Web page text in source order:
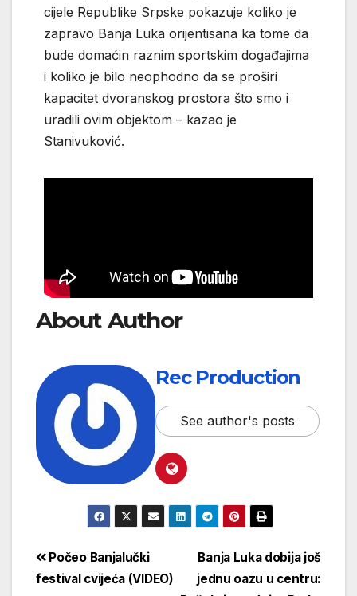
cijele Republike Srpske pokazuje koliko je
zapravo Banja Luka orijentisana ka tome da
bude domaćin raznim sportskim događajima
i koliko je bilo neophodno da se proširi
kapacitet dvoranskog prostora što smo i
uradili ovim objektom – kazao je
Stanivuković.
About Author
Rec Production
See author's posts
Banja Luka dobija još
jednu oazu u centru:
Počeo Banjalučki
festival cvijeća (VIDEO)